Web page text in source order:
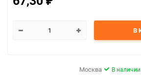
В
Москва В наличии